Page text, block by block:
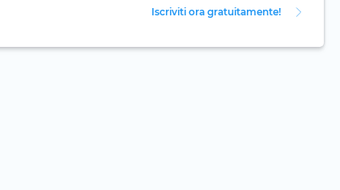
Iscriviti ora gratuitamente!